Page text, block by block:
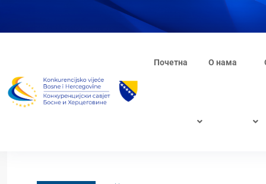
Почетна О нама